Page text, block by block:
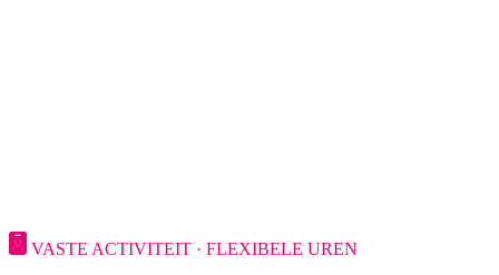
VASTE ACTIVITEIT · FLEXIBELE UREN